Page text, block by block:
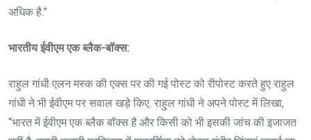
अधिक है.”
भारतीय ईवीएम एक ब्लैक-बॉक्स:
राहुल गांधी एलन मस्क की एक्स पर की गई पोस्ट को रीपोस्ट करते हुए राहुल
गांधी ने भी ईवीएम पर सवाल खड़े किए. राहुल गांधी ने अपने पोस्ट में लिखा,
“भारत में ईवीएम एक ब्लैक बॉक्स है और किसी को भी इसकी जांच की इजाजत